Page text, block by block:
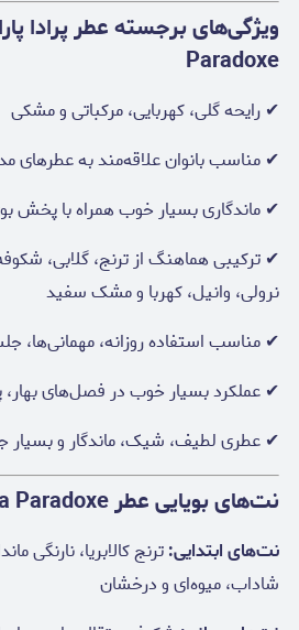
Paradoxe
✔ رایحه گلی، کهربایی، مرکباتی و مشکی
✔ مناسب بانوان علاقه‌مند به عطرهای
✔ ماندگاری بسیار خوب همراه با پخش
✔ ترکیبی هماهنگ از ترنج، گلابی،
نرولی، وانیل، کهربا و مشک سفید
✔ مناسب استفاده روزانه، مهمانی‌ها،
✔ عملکرد بسیار خوب در فصل‌های بهار،
✔ عطری لطیف، شیک، ماندگار و بسیار
نت‌های بویایی عطر Prada Paradoxe
نت‌های ابتدایی:ترنج کالابریا، نارنگی
شاداب، میوه‌ای و درخشان